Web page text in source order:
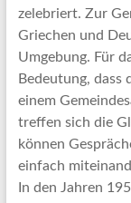
zelebriert. Zur
Griechen und
Umgebung. Für
Bedeutung, dass
einem
treffen sich die
können
einfach
In den Jahren